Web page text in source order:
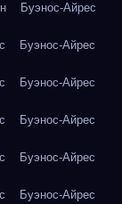
Буэнос-Айрес
Буэнос-Айрес
Буэнос-Айрес
Буэнос-Айрес
Буэнос-Айрес
Буэнос-Айрес